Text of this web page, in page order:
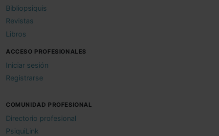
Bibliopsiquis
Revistas
Libros
ACCESO PROFESIONALES
Iniciar sesión
Registrarse
COMUNIDAD PROFESIONAL
Directorio profesional
PsiquiLink